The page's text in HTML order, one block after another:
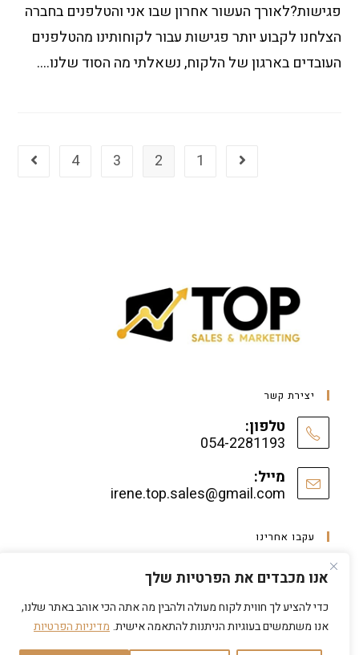
אנו מכבדים את הפרטיות שלך
כדי להציע לך חווית לקוח מעולה ולהבין מה אתה הכי אוהב באתר שלנו,
אנו משתמשים בעוגיות הניתנות להתאמה אישית. מדיניות הפרטיות
פגישות?לאורך העשור אחרון שבו אני והטלפנים בחברה
הצלחנו לקבוע יותר פגישות עבור לקוחותינו מהטלפנים
העובדים בארגון של הלקוח, נשאלתי מה הסוד שלנו.…
1
2
3
4
יצירת קשר
טלפון:
054-2281193
מייל:
irene.top.sales@gmail.com
עקבו אחרינו